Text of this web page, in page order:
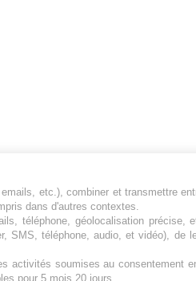
qui traite
Ligue 1 et
2 et du
by WM
Suivez-nous
etc.), combiner et transmettre
dans d'autres contextes.
téléphone, géolocalisation précise,
téléphone, audio, et vidéo), de
soumises au consentement
pour 5 mois 20 jours.